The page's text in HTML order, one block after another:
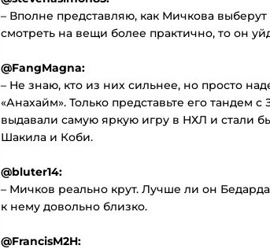
– Вполне представляю, как Мичкова
смотреть на вещи более практично, то он
@FangMagna:
– Не знаю, кто из них сильнее, но просто
«Анахайм». Только представьте его тандем
выдавали самую яркую игру в НХЛ и стали
Шакила и Коби.
@bluter14:
– Мичков реально крут. Лучше ли он
к нему довольно близко.
@FrancisM2H: